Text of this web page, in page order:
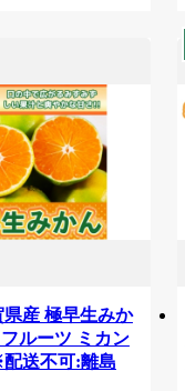
産 極早生みか
ルーツ ミカン
送不可:離島